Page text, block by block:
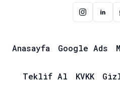
Instagram
Anasayfa Google Ads
Teklif Al KVKK